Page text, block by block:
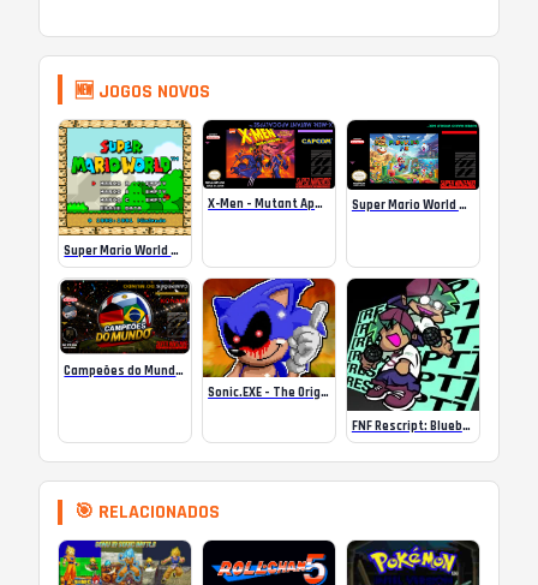
🆕 JOGOS NOVOS
Super Mario World SA-1 Online
X-Men – Mutant Apocalypse Rebalanced Online Super Mario World Mix Online
Campeões do Mundo (ISS) Online
Sonic.EXE – The Original Game Online
FNF Rescript: Blueballed
🎯 RELACIONADOS